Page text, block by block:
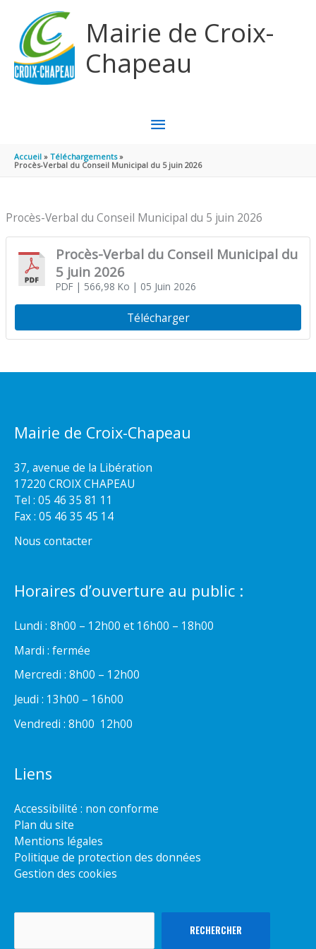
Mairie de Croix-
Chapeau
MENU
PRINCIPAL
Accueil
Téléchargements
Procès-Verbal du Conseil Municipal du 5 juin 2026
Procès-Verbal du Conseil Municipal du 5 juin 2026
Procès-Verbal du Conseil Municipal du
5 juin 2026
PDF| 566,98 Ko | 05 Juin 2026
Télécharger
Mairie de Croix-Chapeau
37, avenue de la Libération
17220 CROIX CHAPEAU
Tel : 05 46 35 81 11
Fax : 05 46 35 45 14
Nous contacter
Horaires d’ouverture au public :
Lundi : 8h00 – 12h00 et 16h00 – 18h00
Mardi : fermée
Mercredi : 8h00 – 12h00
Jeudi : 13h00 – 16h00
Vendredi : 8h00  12h00
Liens
Accessibilité : non conforme
Plan du site
Mentions légales
Politique de protection des données
Gestion des cookies
RECHERCHER